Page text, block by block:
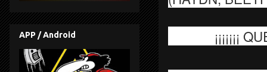
¡¡¡¡¡¡¡
APP / Android